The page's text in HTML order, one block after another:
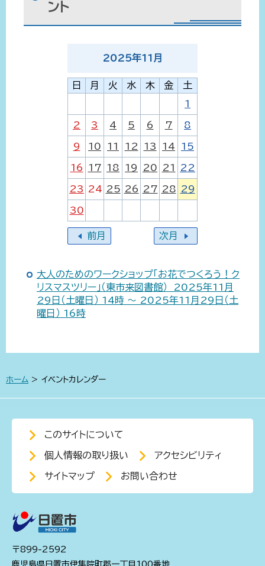
ント
2025年11 月
日 月 火 水 木 金
土
1
2 3 4 5 6 7 8
9 10 11 12 13 14 15
16 17 18 19 20 21 22
23 24 25 26 27 28 29
30
前月 次月
大人のためのワークショップ「お花でつくろう！ク
リスマスツリー」（東市来図書館） 2025年11月
29日（土曜日） 14時 ～ 2025年11月29日（土
曜日） 16時
ホーム > イベントカレンダー
このサイトについて
個人情報の取り扱い アクセシビリティ
サイトマップ お問い合わせ
〒899-2592
鹿児島県日置市伊集院町郡一丁目100番地